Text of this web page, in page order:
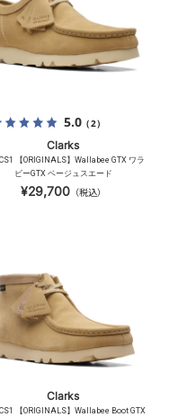
5.0（2）
Clarks
【ORIGINALS】Wallabee GTX ワラ
ビーGTX ベージュスエード
¥29,700（税込）
Clarks
【ORIGINALS】Wallabee Boot GTX